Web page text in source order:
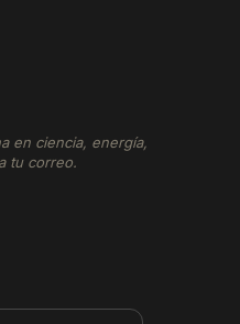
en ciencia, energía,
tu correo.